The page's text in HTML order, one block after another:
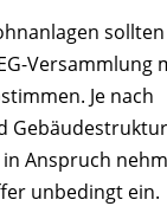
sollten
Versammlung
Je nach
Anspruch
unbedingt ein.